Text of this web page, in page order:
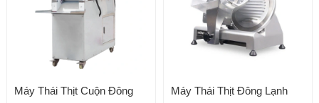
Máy Thái Thịt Cuộn Đông
Máy Thái Thịt Đông Lạnh